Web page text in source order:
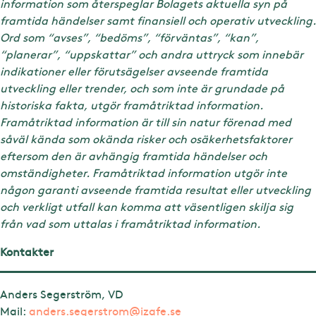
framtida händelser samt finansiell och operativ utveckling.
Ord som “avses”, “bedöms”, “förväntas”, “kan”,
“planerar”, “uppskattar” och andra uttryck som innebär
indikationer eller förutsägelser avseende framtida
utveckling eller trender, och som inte är grundade på
historiska fakta, utgör framåtriktad information.
Framåtriktad information är till sin natur förenad med
såväl kända som okända risker och osäkerhetsfaktorer
eftersom den är avhängig framtida händelser och
omständigheter. Framåtriktad information utgör inte
någon garanti avseende framtida resultat eller utveckling
och verkligt utfall kan komma att väsentligen skilja sig
från vad som uttalas i framåtriktad information.
Kontakter
Anders Segerström, VD
Mail: anders.segerstrom@izafe.se